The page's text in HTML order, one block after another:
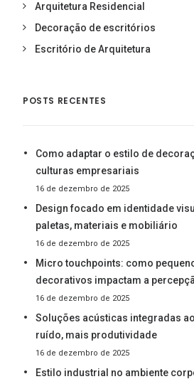
Arquitetura Residencial
Decoração de escritórios
Escritório de Arquitetura
POSTS RECENTES
Como adaptar o estilo de
culturas empresariais
16 de dezembro de 2025
Design focado em identidade
paletas, materiais e mobiliário
16 de dezembro de 2025
Micro touchpoints: como
decorativos impactam a
16 de dezembro de 2025
Soluções acústicas integradas
ruído, mais produtividade
16 de dezembro de 2025
Estilo industrial no ambiente